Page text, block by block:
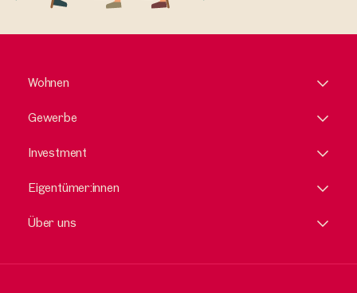
Wohnen
Gewerbe
Investment
Eigentümer:innen
Über uns